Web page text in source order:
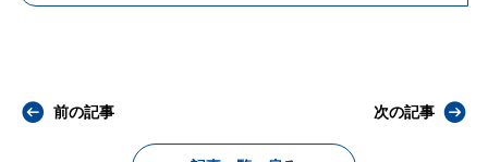
前の記事 次の記事